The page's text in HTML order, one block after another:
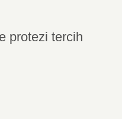
protezi tercih